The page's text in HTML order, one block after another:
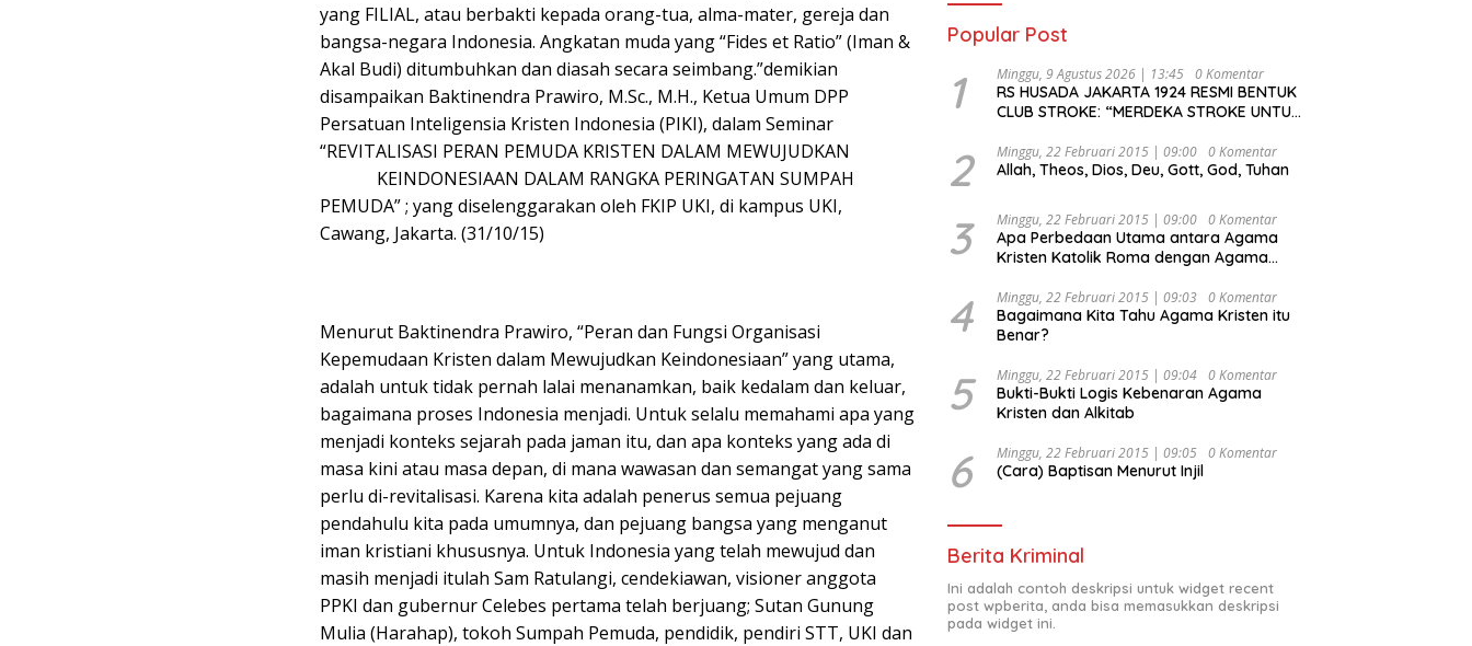
yang FILIAL, atau berbakti kepada orang-tua, alma-mater, gereja dan
bangsa-negara Indonesia. Angkatan muda yang “Fides et Ratio” (Iman &
Akal Budi) ditumbuhkan dan diasah secara seimbang.”demikian
disampaikan Baktinendra Prawiro, M.Sc., M.H., Ketua Umum DPP
Persatuan Inteligensia Kristen Indonesia (PIKI), dalam Seminar
“REVITALISASI PERAN PEMUDA KRISTEN DALAM MEWUJUDKAN
KEINDONESIAAN DALAM RANGKA PERINGATAN SUMPAH
PEMUDA” ; yang diselenggarakan oleh FKIP UKI, di kampus UKI,
Cawang, Jakarta. (31/10/15)
Menurut Baktinendra Prawiro, “Peran dan Fungsi Organisasi
Kepemudaan Kristen dalam Mewujudkan Keindonesiaan” yang utama,
adalah untuk tidak pernah lalai menanamkan, baik kedalam dan keluar,
bagaimana proses Indonesia menjadi. Untuk selalu memahami apa yang
menjadi konteks sejarah pada jaman itu, dan apa konteks yang ada di
masa kini atau masa depan, di mana wawasan dan semangat yang sama
perlu di-revitalisasi. Karena kita adalah penerus semua pejuang
pendahulu kita pada umumnya, dan pejuang bangsa yang menganut
iman kristiani khususnya. Untuk Indonesia yang telah mewujud dan
masih menjadi itulah Sam Ratulangi, cendekiawan, visioner anggota
PPKI dan gubernur Celebes pertama telah berjuang; Sutan Gunung
Mulia (Harahap), tokoh Sumpah Pemuda, pendidik, pendiri STT, UKI dan
Popular Post
1 Minggu, 9 Agustus 2026 | 13:45 0 Komentar
RS HUSADA JAKARTA 1924 RESMI BENTUK
CLUB STROKE: “MERDEKA STROKE UNTUK
2 Minggu, 22 Februari 2015 | 09:00 0 Komentar
Allah, Theos, Dios, Deu, Gott, God, Tuhan
3 Minggu, 22 Februari 2015 | 09:00 0 Komentar
Apa Perbedaan Utama antara Agama
Kristen Katolik Roma dengan Agama
4 Minggu, 22 Februari 2015 | 09:03 0 Komentar
Bagaimana Kita Tahu Agama Kristen itu
Benar?
5 Minggu, 22 Februari 2015 | 09:04 0 Komentar
Bukti-Bukti Logis Kebenaran Agama
Kristen dan Alkitab
6 Minggu, 22 Februari 2015 | 09:05 0 Komentar
(Cara) Baptisan Menurut Injil
Berita Kriminal
Ini adalah contoh deskripsi untuk widget recent
post wpberita, anda bisa memasukkan deskripsi
pada widget ini.